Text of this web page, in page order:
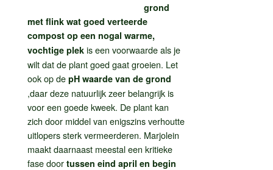
grond
met flink wat goed verteerde
compost op een nogal warme,
vochtige plek is een voorwaarde als je
wilt dat de plant goed gaat groeien. Let
ook op de pH waarde van de grond
,daar deze natuurlijk zeer belangrijk is
voor een goede kweek. De plant kan
zich door middel van enigszins verhoutte
uitlopers sterk vermeerderen. Marjolein
maakt daarnaast meestal een kritieke
fase door tussen eind april en begin